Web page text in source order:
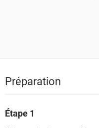
Préparation
Étape 1